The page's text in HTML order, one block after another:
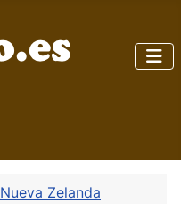
Nueva Zelanda